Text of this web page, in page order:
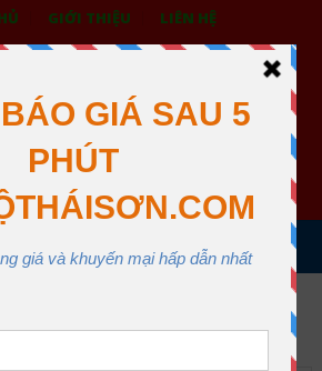
GIỚI THIỆU LIÊN HỆ
ĐỘNG THÁI SƠN
MAY THÁI SƠN QUẬN 12
Search
màu cam 3 khóa kéo